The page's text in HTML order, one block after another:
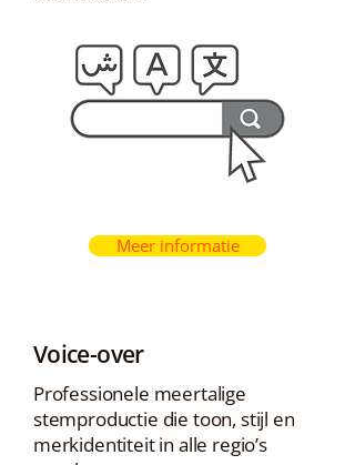
Meer informatie
Voice-over
Professionele meertalige
stemproductie die toon, stijl en
merkidentiteit in alle regio’s